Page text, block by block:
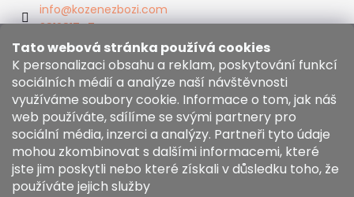
Tato webová stránka používá cookies
K personalizaci obsahu a reklam, poskytování funkcí
sociálních médií a analýze naší návštěvnosti
využíváme soubory cookie. Informace o tom, jak náš
web používáte, sdílíme se svými partnery pro
sociální média, inzerci a analýzy. Partneři tyto údaje
mohou zkombinovat s dalšími informacemi, které
jste jim poskytli nebo které získali v důsledku toho, že
používáte jejich služby
info@kozenezbozi.com
381281747
603225633
https://www.facebook.com/kozenezbozi/
Informace pro vás
Obchodní podmínky
Zásady používání souborů cookies
Moje objednávka